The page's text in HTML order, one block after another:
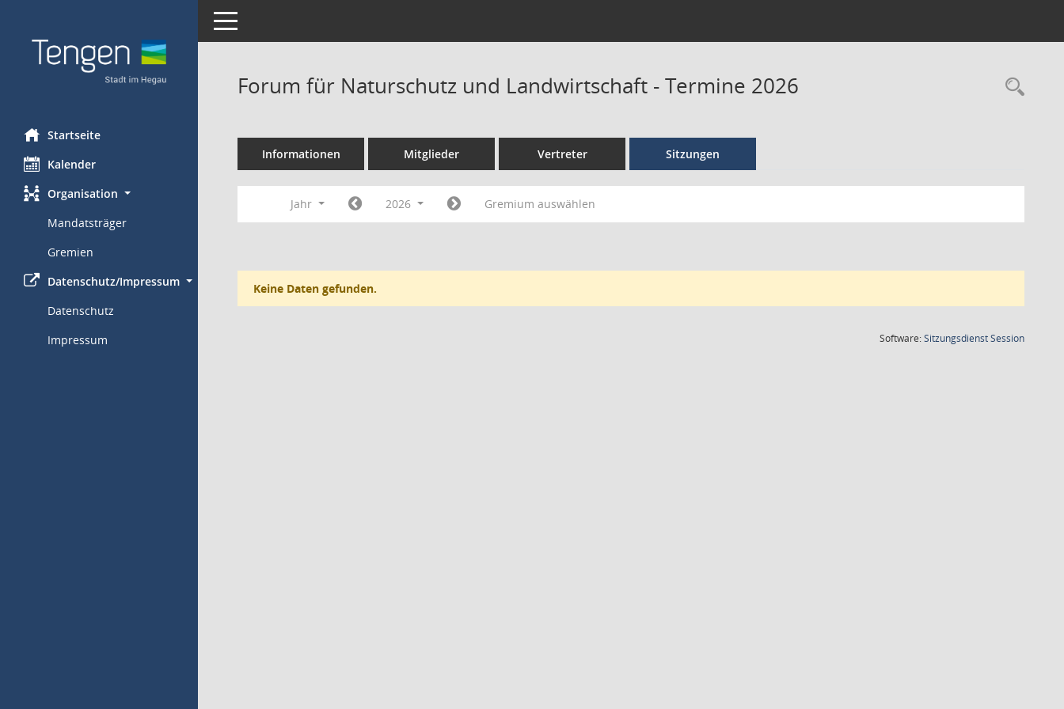
Startseite
Kalender
Organisation
Mandatsträger
Gremien
Datenschutz/Impressum
Datenschutz
Impressum
Toggle navigation
Forum für Naturschutz und Landwirtschaft - Termine 2026
Informationen Mitglieder Vertreter Sitzungen
Jahr 2026 Gremium auswählen
Keine Daten gefunden.
Software:SitzungsdienstSession(Wird in